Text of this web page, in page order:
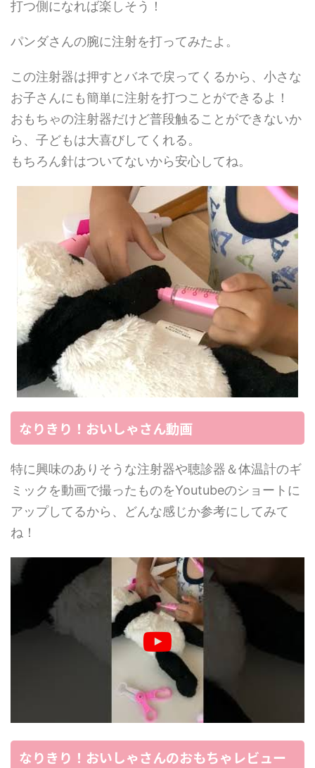
打つ側になれば楽しそう！
パンダさんの腕に注射を打ってみたよ。
この注射器は押すとバネで戻ってくるから、小さな
お子さんにも簡単に注射を打つことができるよ！
おもちゃの注射器だけど普段触ることができないか
ら、子どもは大喜びしてくれる。
もちろん針はついてないから安心してね。
なりきり！おいしゃさん動画
特に興味のありそうな注射器や聴診器＆体温計のギ
ミックを動画で撮ったものをYoutubeのショートに
アップしてるから、どんな感じか参考にしてみて
ね！
なりきり！おいしゃさんのおもちゃレビュー